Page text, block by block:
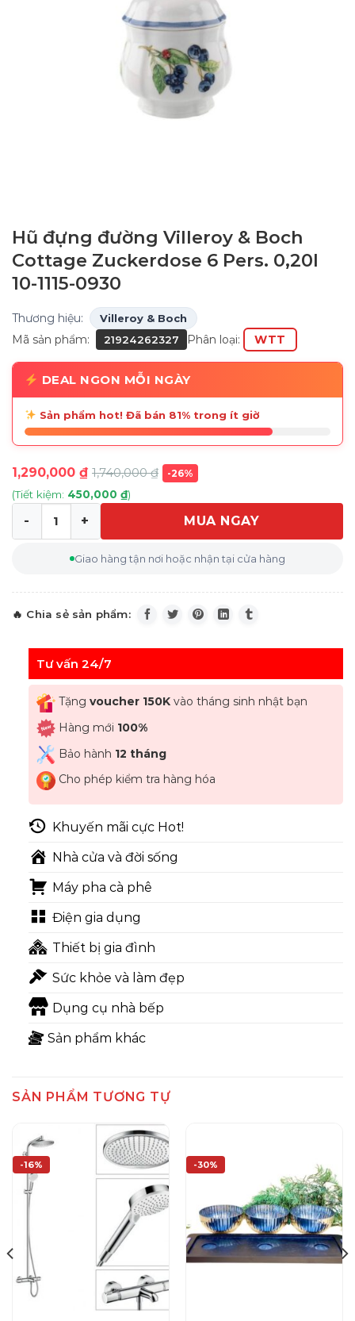
Hũ đựng đường Villeroy & Boch
Cottage Zuckerdose 6 Pers. 0,20l
10-1115-0930
Thương hiệu: Villeroy & Boch
Mã sản phẩm: 21924262327 Phân loại: WTT
DEAL NGON MỖI NGÀY
Sản phẩm hot! Đã bán 81% trong ít giờ
1,290,000 ₫ 1,740,000₫ -26%
(Tiết kiệm: 450,000 ₫)
Hũ đựng đường Villeroy & Boch Cottage Zuckerdose 6
MUA NGAY
Giao hàng tận nơi hoặc nhận tại cửa hàng
Tư vấn 24/7
Tặng voucher 150Kvào tháng sinh nhật bạn
Hàng mới 100%
Bảo hành 12 tháng
Cho phép kiểm tra hàng hóa
Khuyến mãi cực Hot!
Nhà cửa và đời sống
Máy pha cà phê
Điện gia dụng
Thiết bị gia đình
Sức khỏe và làm đẹp
Dụng cụ nhà bếp
Sản phẩm khác
SẢN PHẨM TƯƠNG TỰ
-16% -30%